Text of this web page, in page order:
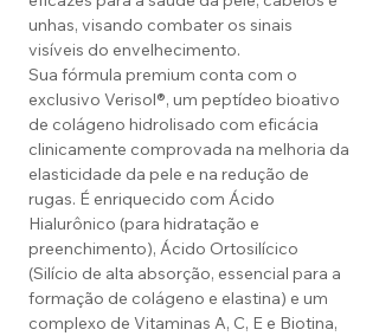
unhas, visando combater os sinais
visíveis do envelhecimento.
Sua fórmula premium conta com o
exclusivo Verisol®, um peptídeo bioativo
de colágeno hidrolisado com eficácia
clinicamente comprovada na melhoria da
elasticidade da pele e na redução de
rugas. É enriquecido com Ácido
Hialurônico (para hidratação e
preenchimento), Ácido Ortosilícico
(Silício de alta absorção, essencial para a
formação de colágeno e elastina) e um
complexo de Vitaminas A, C, E e Biotina,